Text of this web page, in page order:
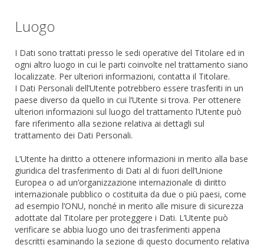
Luogo
I Dati sono trattati presso le sedi operative del Titolare ed in
ogni altro luogo in cui le parti coinvolte nel trattamento siano
localizzate. Per ulteriori informazioni, contatta il Titolare.
I Dati Personali dell’Utente potrebbero essere trasferiti in un
paese diverso da quello in cui l’Utente si trova. Per ottenere
ulteriori informazioni sul luogo del trattamento l’Utente può
fare riferimento alla sezione relativa ai dettagli sul
trattamento dei Dati Personali.
L’Utente ha diritto a ottenere informazioni in merito alla base
giuridica del trasferimento di Dati al di fuori dell’Unione
Europea o ad un’organizzazione internazionale di diritto
internazionale pubblico o costituita da due o più paesi, come
ad esempio l’ONU, nonché in merito alle misure di sicurezza
adottate dal Titolare per proteggere i Dati. L’Utente può
verificare se abbia luogo uno dei trasferimenti appena
descritti esaminando la sezione di questo documento relativa